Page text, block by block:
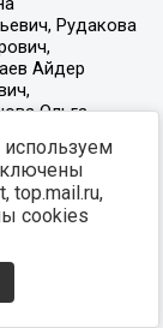
top.mail.ru,
cookies